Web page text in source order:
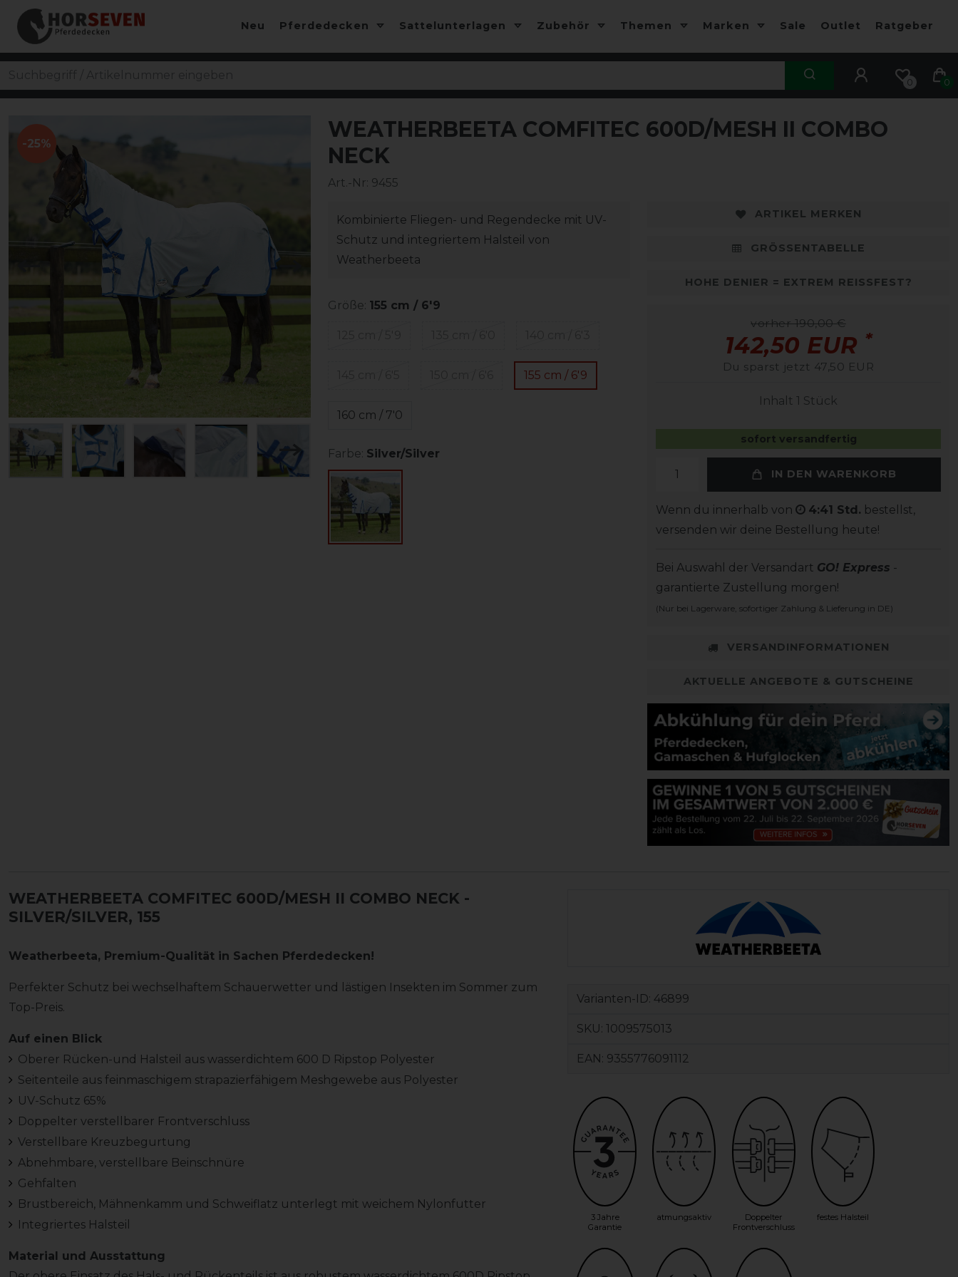
Neu Pferdedecken Sattelunterlagen Zubehör Themen Marken Sale Outlet Ratgeber
0 0
-25%
WEATHERBEETA COMFITEC 600D/MESH II COMBO
NECK
Art.-Nr: 9455
Kombinierte Fliegen- und Regendecke mit UV-
Schutz und integriertem Halsteil von
Weatherbeeta
Größe: 155 cm / 6'9
155 cm / 6'9
160 cm / 7'0
Farbe: Silver/Silver
ARTIKEL MERKEN
GRÖSSENTABELLE
HOHE DENIER = EXTREM REISSFEST?
vorher 190,00 €
142,50 EUR *
Du sparst jetzt 47,50 EUR
Inhalt 1 Stück
sofort versandfertig
IN DEN WARENKORB
Wenn du innerhalb von 4:41 Std. bestellst,
versenden wir deine Bestellung heute!
Bei Auswahl der Versandart GO! Express -
garantierte Zustellung morgen!
(Nur bei Lagerware, sofortiger Zahlung & Lieferung in DE)
VERSANDINFORMATIONEN
AKTUELLE ANGEBOTE & GUTSCHEINE
WEATHERBEETA COMFITEC 600D/MESH II COMBO NECK -
SILVER/SILVER, 155
Weatherbeeta, Premium-Qualität in Sachen Pferdedecken!
Perfekter Schutz bei wechselhaftem Schauerwetter und lästigen Insekten im Sommer zum
Top-Preis.
Auf einen Blick
Oberer Rücken-und Halsteil aus wasserdichtem 600 D Ripstop Polyester
Seitenteile aus feinmaschigem strapazierfähigem Meshgewebe aus Polyester
UV-Schutz 65%
Doppelter verstellbarer Frontverschluss
Verstellbare Kreuzbegurtung
Abnehmbare, verstellbare Beinschnüre
Gehfalten
Brustbereich, Mähnenkamm und Schweiflatz unterlegt mit weichem Nylonfutter
Integriertes Halsteil
Material und Ausstattung
Varianten-ID: 46899
SKU: 1009575013
EAN: 9355776091112
3 Jahre
Garantie
atmungsaktiv
Doppelter
Frontverschluss
festes Halsteil